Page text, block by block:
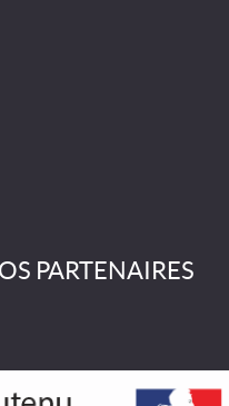
PARTENAIRES